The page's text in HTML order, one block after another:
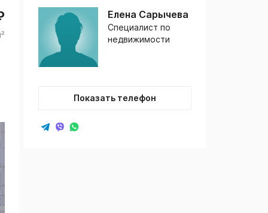
Елена Сарычева
Специалист по
недвижимости
Показать телефон